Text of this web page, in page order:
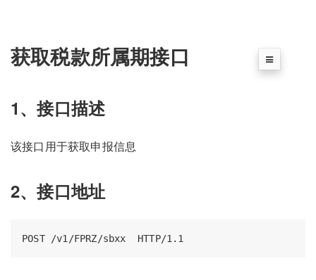
获取税款所属期接口
1、接口描述
该接口用于获取申报信息
2、接口地址